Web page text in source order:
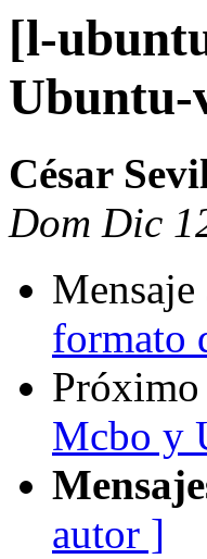
[l-
Ubuntu-
César
Dom Dic
formato
Próximo
Mcbo y
autor ]